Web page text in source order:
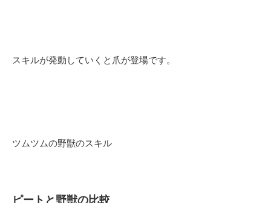
スキルが発動していくと爪が登場です。
ツムツムの野獣のスキル
ピートと野獣の比較